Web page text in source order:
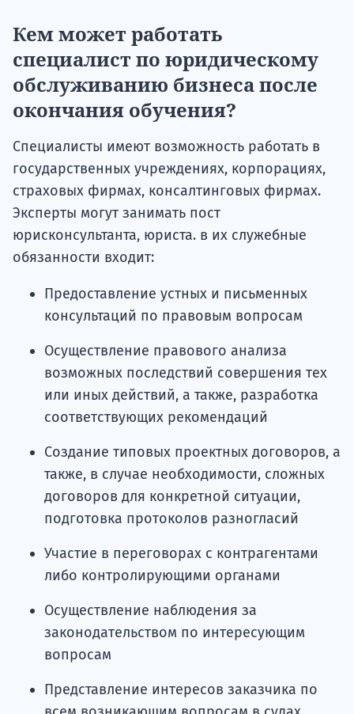
Кем может работать
специалист по юридическому
обслуживанию бизнеса после
окончания обучения?
Специалисты имеют возможность работать в
государственных учреждениях, корпорациях,
страховых фирмах, консалтинговых фирмах.
Эксперты могут занимать пост
юрисконсультанта, юриста. в их служебные
обязанности входит:
Предоставление устных и письменных
консультаций по правовым вопросам
Осуществление правового анализа
возможных последствий совершения тех
или иных действий, а также, разработка
соответствующих рекомендаций
Создание типовых проектных договоров, а
также, в случае необходимости, сложных
договоров для конкретной ситуации,
подготовка протоколов разногласий
Участие в переговорах с контрагентами
либо контролирующими органами
Осуществление наблюдения за
законодательством по интересующим
вопросам
Представление интересов заказчика по